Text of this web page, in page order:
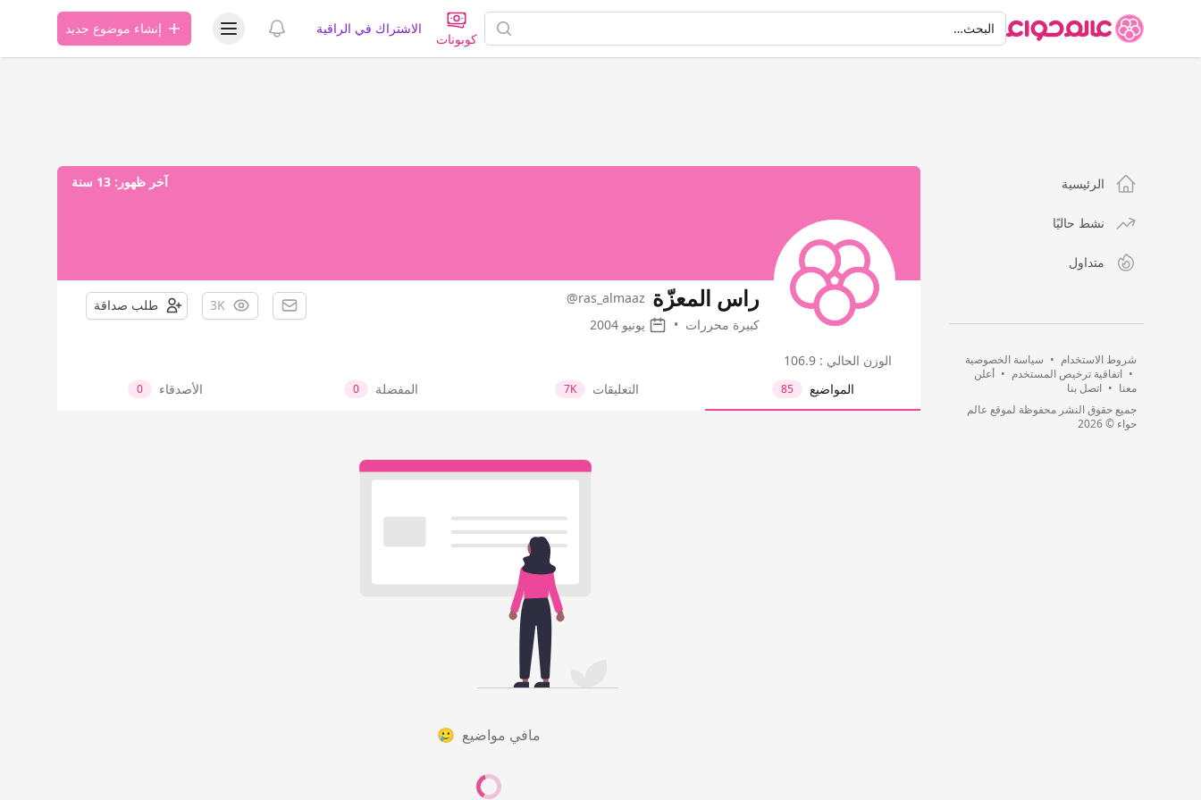
البحثالبحث…
كوبونات
الاشتراك في الراقية عرض الإشعاراتعرض قائمة المستخدمإنشاء موضوع جديد
الرئيسية
نشط حاليًا
متداول
شروط الاستخدام • سياسة الخصوصية
• اتفاقية ترخيص المستخدم • أعلن
معنا • اتصل بنا
جميع حقوق النشر محفوظة لموقع عالم
حواء © 2026
آخر ظهور: 13 سنة
راس المعزّة @ras_almaaz
كبيرة محررات • يونيو 2004
3K طلب صداقة
الوزن الحالي : 106.9
المواضيع
85 التعليقات 7K المفضلة 0 الأصدقاء 0
مافي مواضيع 🥲